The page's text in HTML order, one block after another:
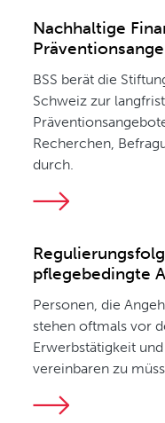
Nachhaltige
BSS berät die
Schweiz zur
Recherchen,
durch.
pflegebedingte
Personen, die
stehen oftmals vor
Erwerbstätigkeit
vereinbaren zu